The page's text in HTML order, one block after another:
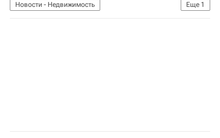
Еще 1
Новости - Недвижимость
Коммерческая недвижимость